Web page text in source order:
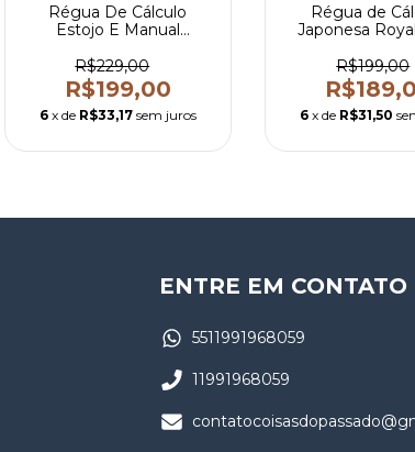
Régua De Cálculo
Estojo E Manual
15cm
R$229,00
R$199,00
6 x de R$33,17 sem juros
Régua de
Japonesa
R$199,00
6 x de R$31,50
ENTRE EM CONTATO
5511991968059
11991968059